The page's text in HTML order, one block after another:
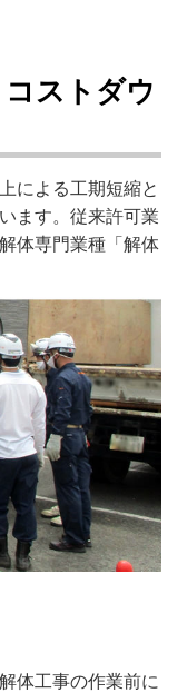
ストダウ
による工期短縮と
ます。従来許可業
体専門業種「解体
体工事の作業前に